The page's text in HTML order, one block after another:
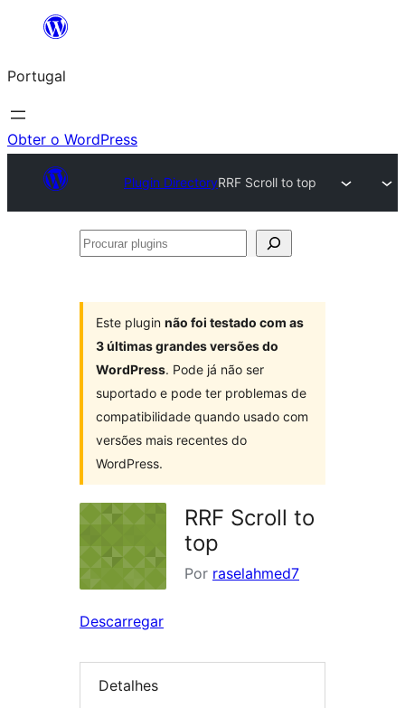
Saltar
o
conteúdo
Portugal
Obter o WordPress
Plugin DirectoryRRF Scroll to top
Procurar
Este plugin não foi testado com as
3 últimas grandes versões do
WordPress. Pode já não ser
suportado e pode ter problemas de
compatibilidade quando usado com
versões mais recentes do
WordPress.
RRF Scroll to
top
Por raselahmed7
Descarregar
Detalhes